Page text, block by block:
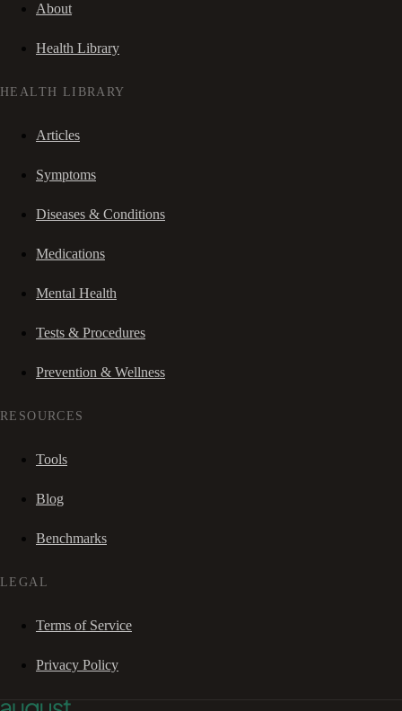
About
Health Library
HEALTH LIBRARY
Articles
Symptoms
Diseases & Conditions
Medications
Mental Health
Tests & Procedures
Prevention & Wellness
RESOURCES
Tools
Blog
Benchmarks
LEGAL
Terms of Service
Privacy Policy